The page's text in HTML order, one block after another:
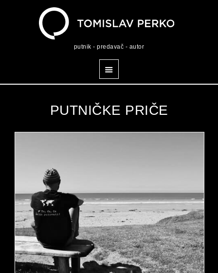
putnik - predavač - autor
PUTNIČKE PRIČE